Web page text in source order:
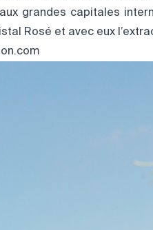
aux grandes capitales
Rosé et avec eux